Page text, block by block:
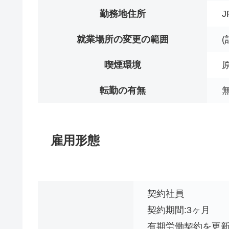
勤務地住所
就業場所の変更の範囲 (
喫煙環境
転勤の有無
雇用形態
契約社員
契約期間:3ヶ月
有期労働契約を更